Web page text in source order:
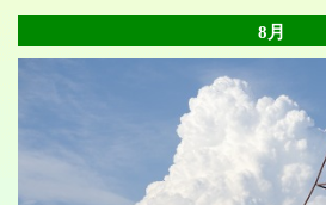
8月